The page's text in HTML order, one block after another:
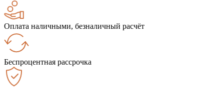
Оплата наличными, безналичный расчёт
Беспроцентная рассрочка